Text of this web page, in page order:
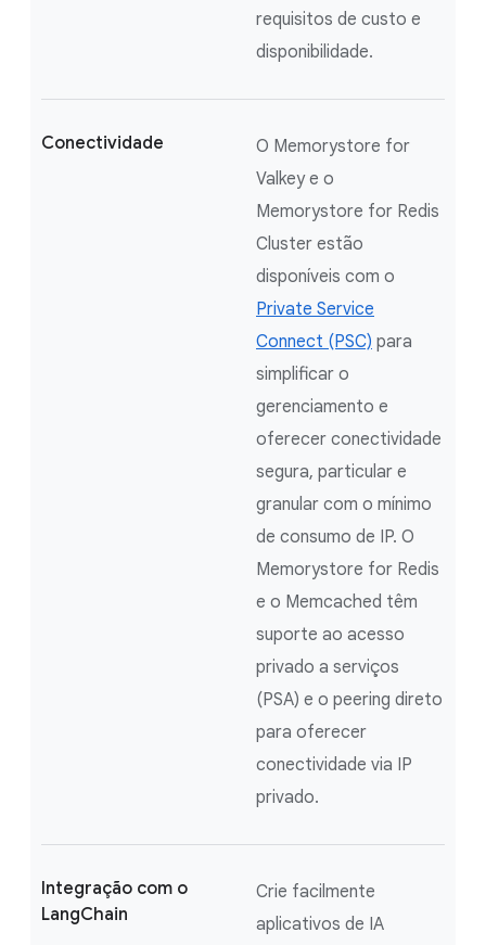
requisitos de custo e
disponibilidade.
Conectividade
O Memorystore for
Valkey e o
Memorystore for Redis
Cluster estão
disponíveis com o
Private Service
Connect (PSC) para
simplificar o
gerenciamento e
oferecer conectividade
segura, particular e
granular com o mínimo
de consumo de IP. O
Memorystore for Redis
e o Memcached têm
suporte ao acesso
privado a serviços
(PSA) e o peering direto
para oferecer
conectividade via IP
privado.
Integração com o
LangChain
Crie facilmente
aplicativos de IA